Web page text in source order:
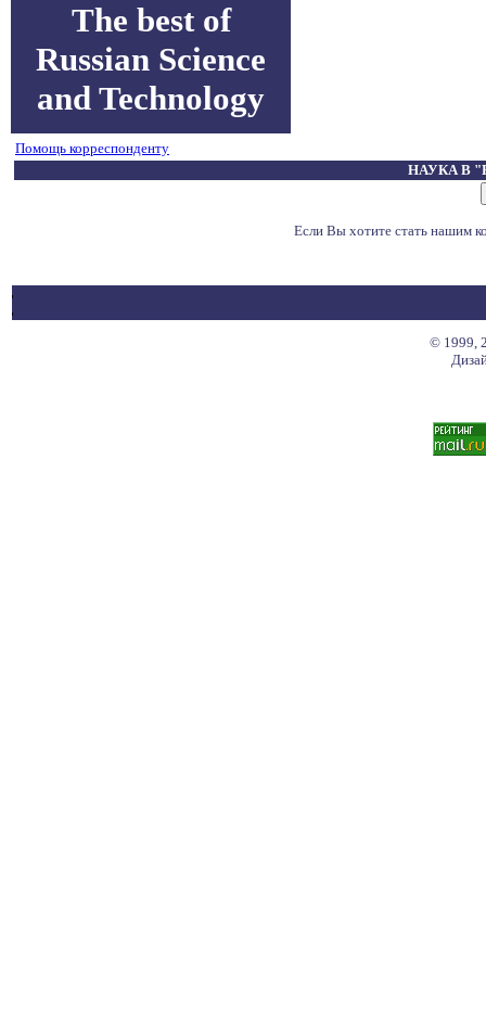
The best of
Russian Science
and Technology
Помощь корреспонденту
НАУКА В
Если Вы хотите стать нашим
© 1999,